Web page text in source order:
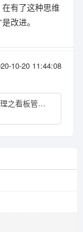
有了这种思维
改进。
10-20 11:44:08
企业生产管理之看板管理中看板的使用规则、类别和作用